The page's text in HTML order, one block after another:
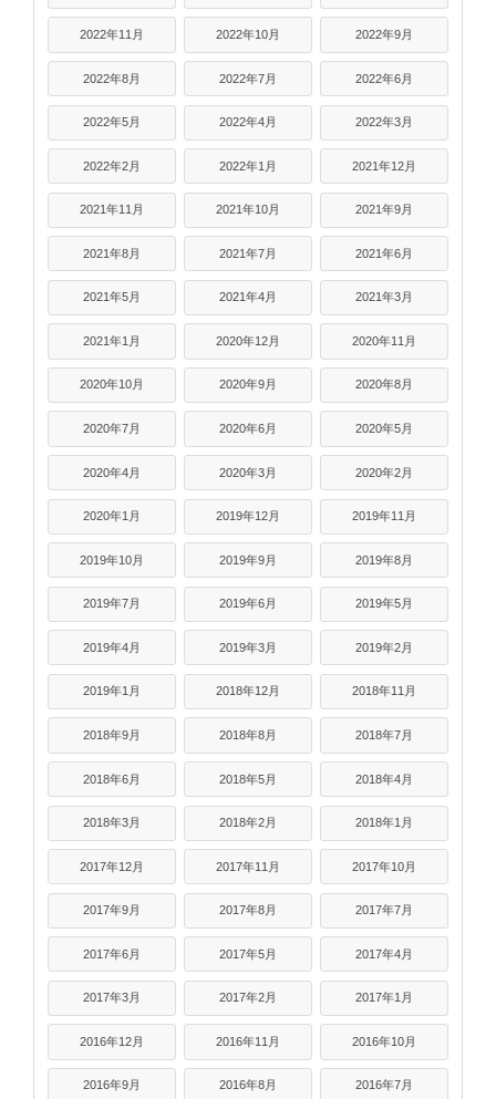
2022年11月 2022年10月 2022年9月
2022年8月 2022年7月 2022年6月
2022年5月 2022年4月 2022年3月
2022年2月 2022年1月 2021年12月
2021年11月 2021年10月 2021年9月
2021年8月 2021年7月 2021年6月
2021年5月 2021年4月 2021年3月
2021年1月 2020年12月 2020年11月
2020年10月 2020年9月 2020年8月
2020年7月 2020年6月 2020年5月
2020年4月 2020年3月 2020年2月
2020年1月 2019年12月 2019年11月
2019年10月 2019年9月 2019年8月
2019年7月 2019年6月 2019年5月
2019年4月 2019年3月 2019年2月
2019年1月 2018年12月 2018年11月
2018年9月 2018年8月 2018年7月
2018年6月 2018年5月 2018年4月
2018年3月 2018年2月 2018年1月
2017年12月 2017年11月 2017年10月
2017年9月 2017年8月 2017年7月
2017年6月 2017年5月 2017年4月
2017年3月 2017年2月 2017年1月
2016年12月 2016年11月 2016年10月
2016年9月 2016年8月 2016年7月